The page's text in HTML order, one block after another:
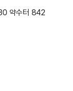
약수터 842